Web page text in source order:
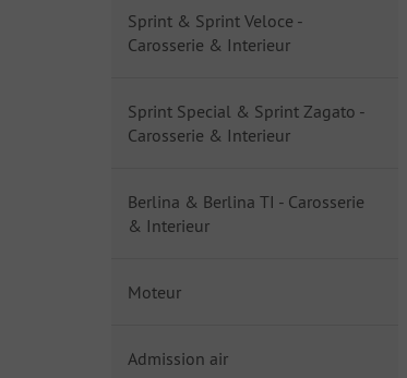
Sprint & Sprint Veloce -
Carosserie & Interieur
Sprint Special & Sprint Zagato -
Carosserie & Interieur
Berlina & Berlina TI - Carosserie
& Interieur
Moteur
Admission air